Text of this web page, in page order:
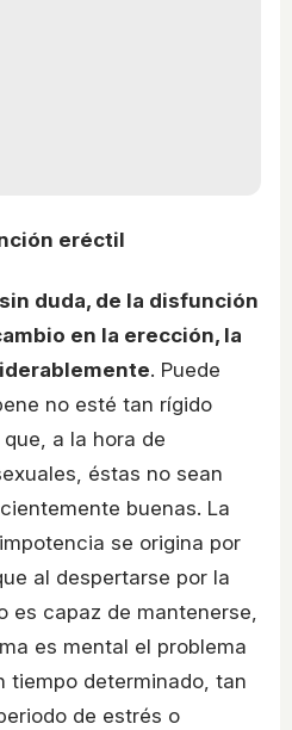
eréctil
duda, de la disfunción
en la erección, la
. Puede
no esté tan rígido
a la hora de
éstas no sean
buenas. La
se origina por
al despertarse por la
es capaz de mantenerse,
es mental el problema
tiempo determinado, tan
de estrés o